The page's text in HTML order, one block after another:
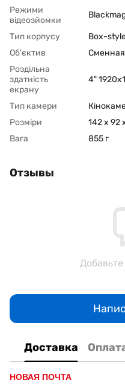
Режими
відеозйомки
Тип корпусу
Box-
Об'єктив
Сменная
Роздільна
здатність
екрану
4"
Тип камери
Розміри
142 x 92
Вага
855 г
Отзывы
Доставка
НОВАЯ ПОЧТА